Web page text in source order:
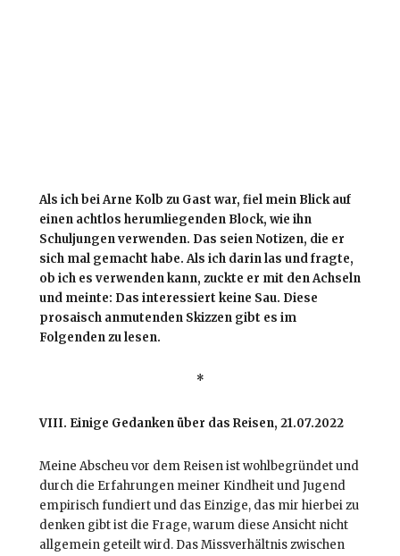
Als ich bei Arne Kolb zu Gast war, fiel mein Blick auf
einen achtlos herumliegenden Block, wie ihn
Schuljungen verwenden. Das seien Notizen, die er
sich mal gemacht habe. Als ich darin las und fragte,
ob ich es verwenden kann, zuckte er mit den Achseln
und meinte: Das interessiert keine Sau. Diese
prosaisch anmutenden Skizzen gibt es im
Folgenden zu lesen.
*
VIII. Einige Gedanken über das Reisen, 21.07.2022
Meine Abscheu vor dem Reisen ist wohlbegründet und
durch die Erfahrungen meiner Kindheit und Jugend
empirisch fundiert und das Einzige, das mir hierbei zu
denken gibt ist die Frage, warum diese Ansicht nicht
allgemein geteilt wird. Das Missverhältnis zwischen